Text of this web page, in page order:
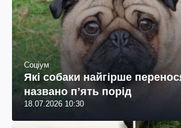
Соціум
Які собаки найгірше
названо пʼять порід
18.07.2026 10:30